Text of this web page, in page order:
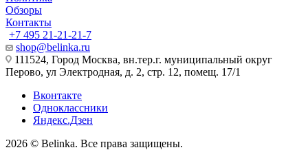
Обзоры
Контакты
+7 495 21-21-21-7
shop@belinka.ru
111524, Город Москва, вн.тер.г. муниципальный округ
Перово, ул Электродная, д. 2, стр. 12, помещ. 17/1
Вконтакте
Одноклассники
Яндекс.Дзен
2026 © Belinka. Все права защищены.